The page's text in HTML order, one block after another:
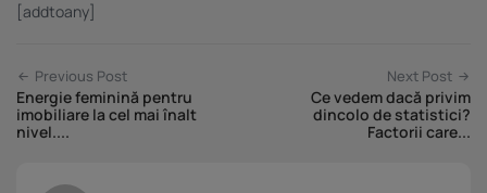
[addtoany]
Previous Post
Energie feminină pentru
imobiliare la cel mai înalt
nivel....
Next Post
Ce vedem dacă privim
dincolo de statistici?
Factorii care...